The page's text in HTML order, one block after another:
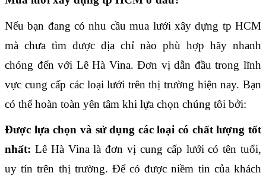
Nếu bạn đang có nhu cầu mua lưới xây dựng tp HCM
mà chưa tìm được địa chỉ nào phù hợp hãy nhanh
chóng đến với Lê Hà Vina. Đơn vị dẫn đầu trong lĩnh
vực cung cấp các loại lưới trên thị trường hiện nay. Bạn
có thể hoàn toàn yên tâm khi lựa chọn chúng tôi bởi:
Được lựa chọn và sử dụng các loại có chất lượng tốt
nhất: Lê Hà Vina là đơn vị cung cấp lưới có tên tuổi,
uy tín trên thị trường. Để có được niềm tin của khách